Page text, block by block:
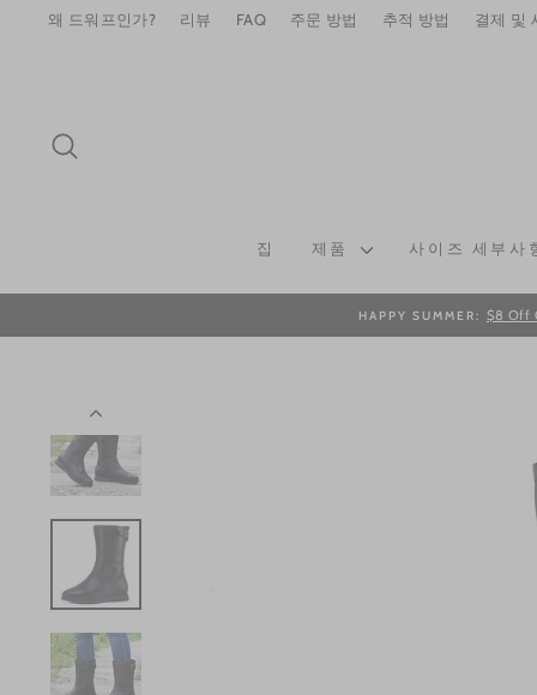
왜 드워프인가? 리뷰 FAQ 주문 방법 추적 방법 결제 및
집 제품 사이즈 세부사
HAPPY SUMMER: $8 Off